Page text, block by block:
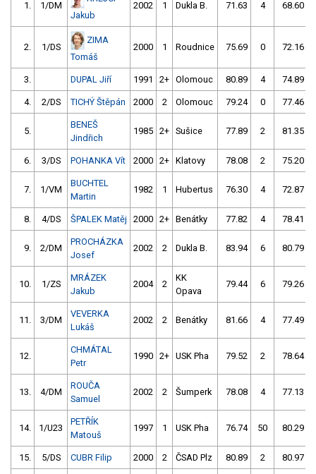
1. 1/DM
Jakub
2002 1 Dukla B. 71.63 4 68.60
2. 1/DS
ZIMA
Tomáš
2000 1 Roudnice 75.69 0 72.16
3. DUPAL Jiří 1991 2+ Olomouc 80.89 4 74.89
4. 2/DS TICHÝ Štěpán 2000 2 Olomouc 79.24 0 77.46
5.
BENEŠ
Jindřich
1985 2+ Sušice 77.89 2 81.35
6. 3/DS POHANKA Vít 2000 2+ Klatovy 78.08 2 75.20
7. 1/VM
BUCHTEL
Martin
1982 1 Hubertus 76.30 4 72.87
8. 4/DS ŠPALEK Matěj 2000 2+ Benátky 77.82 4 78.41
9. 2/DM
PROCHÁZKA
Josef
2002 2 Dukla B. 83.94 6 80.79
10. 1/ZS
MRÁZEK
Jakub
2004 2
KK
Opava
79.44 6 79.26
11. 3/DM
VEVERKA
Lukáš
2002 2 Benátky 81.66 4 77.49
12.
CHMÁTAL
Petr
1990 2+ USK Pha 79.52 2 78.64
13. 4/DM
ROUČA
Samuel
2002 2 Šumperk 78.08 4 77.13
14. 1/U23
PETŘÍK
Matouš
1997 1 USK Pha 76.74 50 80.29
15. 5/DS CUBR Filip 2000 2 ČSAD Plz 80.89 2 80.97